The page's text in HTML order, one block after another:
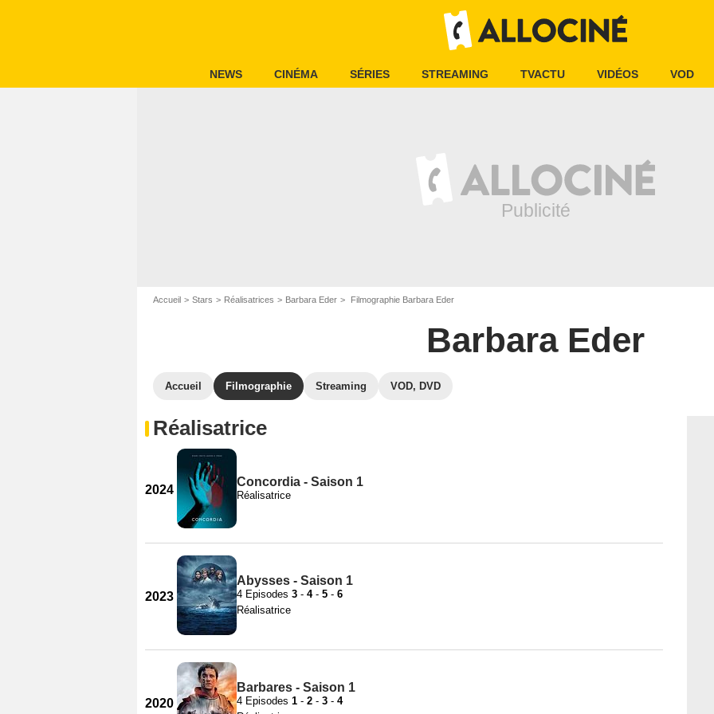
NEWS CINÉMA SÉRIES STREAMING TVACTU VIDÉOS VOD
Accueil Stars Réalisatrices Barbara Eder Filmographie Barbara Eder
Barbara Eder
Accueil Filmographie Streaming VOD, DVD
Réalisatrice
2024
Concordia - Saison 1
Réalisatrice
2023
Abysses - Saison 1
4 Episodes 3 - 4- 5 - 6
Réalisatrice
2020
Barbares - Saison 1
4 Episodes 1 - 2 - 3 - 4